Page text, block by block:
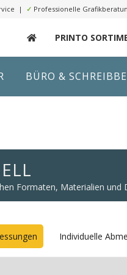
| ✓ Professionelle
PRINTO
BÜRO &
Formaten, Materialien
Individuelle